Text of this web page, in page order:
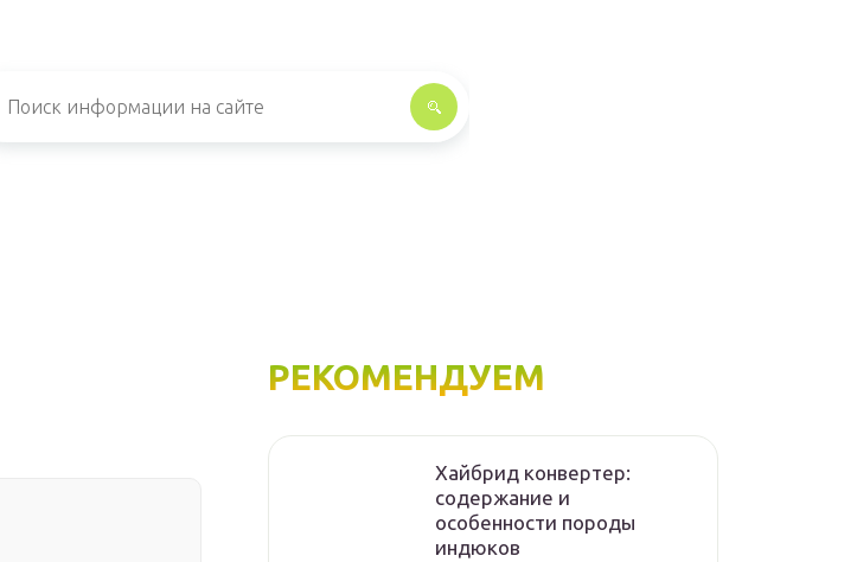
РЕКОМЕНДУЕМ
Хайбрид конвертер:
содержание и
особенности породы
индюков